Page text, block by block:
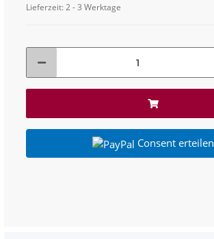
Lieferzeit:2 - 3 Werktage
Consent erteilen